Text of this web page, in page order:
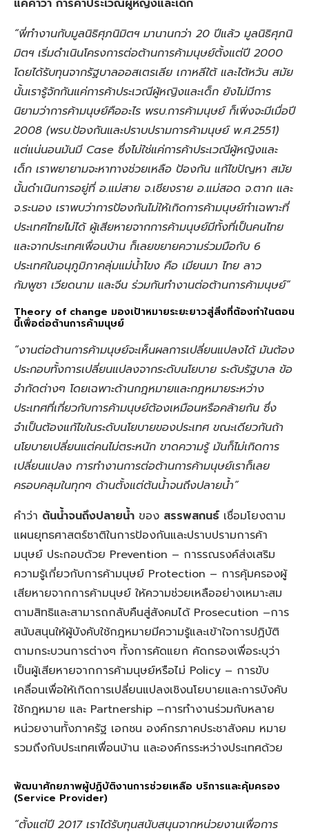
“พี่ทำงานกับมูลนิธิศุภนิมิตฯ มานานกว่า 20 ปีแล้ว มูลนิธิศุภนิ
มิตฯ เริ่มดำเนินโครงการต่อต้านการค้ามนุษย์ตั้งแต่ปี 2000
โดยได้รับทุนจากรัฐบาลออสเตรเลีย เกาหลีใต้ และไต้หวัน สมัย
นั้นเรารู้จักกันแค่การค้าประเวณีผู้หญิงและเด็ก ยังไม่มีการ
นิยามว่าการค้ามนุษย์คืออะไร พรบ.การค้ามนุษย์ ก็เพิ่งจะมีเมื่อปี
2008 (พรบ.ป้องกันและปราบปรามการค้ามนุษย์ พ.ศ.2551)
แต่แน่นอนมันมี Case ซึ่งไม่ใช่แค่การค้าประเวณีผู้หญิงและ
เด็ก เราพยายามจะหาทางช่วยเหลือ ป้องกัน แก้ไขปัญหา สมัย
นั้นดำเนินการอยู่ที่ อ.แม่สาย จ.เชียงราย อ.แม่สอด จ.ตาก และ
จ.ระนอง เราพบว่าการป้องกันไม่ให้เกิดการค้ามนุษย์ทำเฉพาะที่
ประเทศไทยไม่ได้ ผู้เสียหายจากการค้ามนุษย์มีทั้งที่เป็นคนไทย
และจากประเทศเพื่อนบ้าน ก็เลยขยายความร่วมมือกับ 6
ประเทศในอนุภูมิภาคลุ่มแม่น้ำโขง คือ เมียนมา ไทย ลาว
กัมพูชา เวียดนาม และจีน ร่วมกันทำงานต่อต้านการค้ามนุษย์”
Theory of change มองเป้าหมายระยะยาวสู่สิ่งที่ต้องทำในตอน
นี้เพื่อต่อต้านการค้ามนุษย์
“งานต่อต้านการค้ามนุษย์จะเห็นผลการเปลี่ยนแปลงได้ มันต้อง
ประกอบทั้งการเปลี่ยนแปลงจากระดับนโยบาย ระดับรัฐบาล ข้อ
จำกัดต่างๆ โดยเฉพาะด้านกฎหมายและกฎหมายระหว่าง
ประเทศที่เกี่ยวกับการค้ามนุษย์ต้องเหมือนหรือคล้ายกัน ซึ่ง
จำเป็นต้องแก้ไขในระดับนโยบายของประเทศ ขณะเดียวกันถ้า
นโยบายเปลี่ยนแต่คนไม่ตระหนัก ขาดความรู้ มันก็ไม่เกิดการ
เปลี่ยนแปลง การทำงานการต่อต้านการค้ามนุษย์เราก็เลย
ครอบคลุมในทุกๆ ด้านตั้งแต่ต้นน้ำจนถึงปลายน้ำ”
คำว่า ต้นน้ำจนถึงปลายน้ำ ของ สรรพสกนธ์ เชื่อมโยงตาม
แผนยุทธศาสตร์ชาติในการป้องกันและปราบปรามการค้า
มนุษย์ ประกอบด้วย Prevention – การรณรงค์ส่งเสริม
ความรู้เกี่ยวกับการค้ามนุษย์ Protection – การคุ้มครองผู้
เสียหายจากการค้ามนุษย์ ให้ความช่วยเหลืออย่างเหมาะสม
ตามสิทธิและสามารถกลับคืนสู่สังคมได้ Prosecution –การ
สนับสนุนให้ผู้บังคับใช้กฎหมายมีความรู้และเข้าใจการปฏิบัติ
ตามกระบวนการต่างๆ ทั้งการคัดแยก คัดกรองเพื่อระบุว่า
เป็นผู้เสียหายจากการค้ามนุษย์หรือไม่ Policy – การขับ
เคลื่อนเพื่อให้เกิดการเปลี่ยนแปลงเชิงนโยบายและการบังคับ
ใช้กฎหมาย และ Partnership –การทำงานร่วมกับหลาย
หน่วยงานทั้งภาครัฐ เอกชน องค์กรภาคประชาสังคม หมาย
รวมถึงกับประเทศเพื่อนบ้าน และองค์กรระหว่างประเทศด้วย
พัฒนาศักยภาพผู้ปฏิบัติงานการช่วยเหลือ บริการและคุ้มครอง
(Service Provider)
“ตั้งแต่ปี 2017 เราได้รับทุนสนับสนุนจากหน่วยงานเพื่อการ